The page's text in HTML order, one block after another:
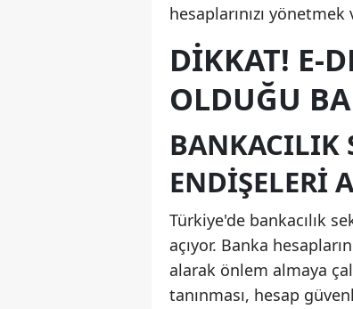
hesaplarınızı
DIKKAT! E-
OLDUĞU
BANKACILIK
ENDIŞELERI
Türkiye'de bankacılık
açıyor. Banka
alarak önlem almaya
tanınması, hesap